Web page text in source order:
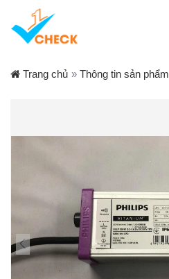
Trang chủ » Thông tin sản phẩm